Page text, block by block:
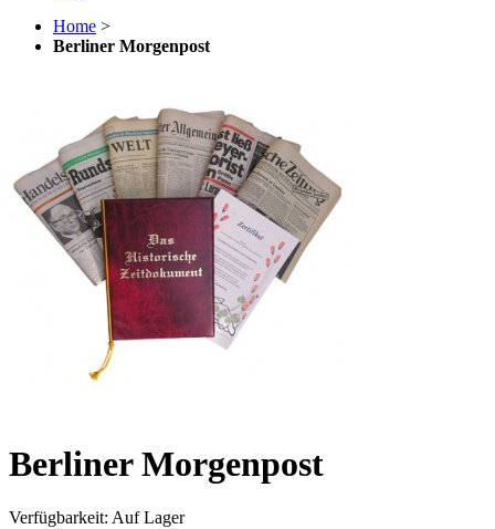
Home >
Berliner Morgenpost
Berliner Morgenpost
Verfügbarkeit: Auf Lager